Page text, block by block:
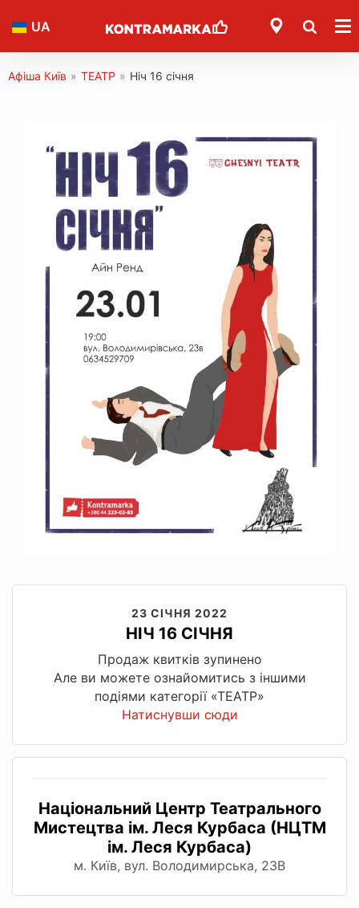
UA
Афіша Київ » ТЕАТР » Ніч 16 січня
23 СІЧНЯ 2022
НІЧ 16 СІЧНЯ
Продаж квитків зупинено
Але ви можете ознайомитись з іншими
подіями категорії «ТЕАТР»
Натиснувши сюди
Національний Центр Театрального
Мистецтва ім. Леся Курбаса (НЦТМ
ім. Леся Курбаса)
м. Київ, вул. Володимирська, 23В